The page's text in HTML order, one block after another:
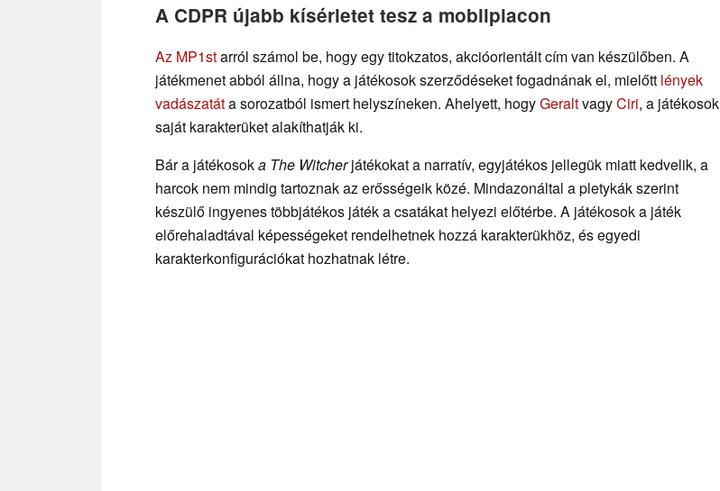
A CDPR újabb kísérletet tesz a mobilpiacon
Az MP1starról számol be, hogy egy titokzatos, akcióorientált cím van készülőben. A
játékmenet abból állna, hogy a játékosok szerződéseket fogadnának el, mielőtt lények
vadászatáta sorozatból ismert helyszíneken. Ahelyett, hogyGeraltvagyCiri, a játékosok
saját karakterüket alakíthatják ki.
Bár a játékosoka The Witcherjátékokat a narratív, egyjátékos jellegük miatt kedvelik, a
harcok nem mindig tartoznak az erősségeik közé. Mindazonáltal a pletykák szerint
készülő ingyenes többjátékos játék a csatákat helyezi előtérbe. A játékosok a játék
előrehaladtával képességeket rendelhetnek hozzá karakterükhöz, és egyedi
karakterkonfigurációkat hozhatnak létre.